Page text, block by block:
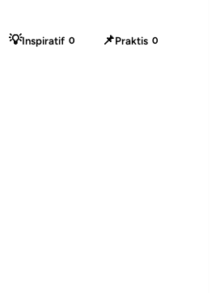
💡Inspiratif 0 📌Praktis 0